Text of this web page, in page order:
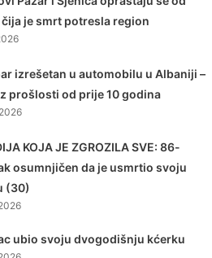
je smrt potresla region
izrešetan u automobilu u Albaniji –
prošlosti od prije 10 godina
KOJA JE ZGROZILA SVE: 86-
osumnjičen da je usmrtio svoju
(30)
ubio svoju dvogodišnju kćerku